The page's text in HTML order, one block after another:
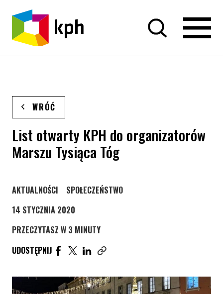
PRZEJDŹ DO TREŚCI
WRÓĆ
List otwarty KPH do organizatorów
Marszu Tysiąca Tóg
STRONA KATEGORII WPISÓW
AKTUALNOŚCI STRONA KATEGORII WPISÓW
SPOŁECZEŃSTWO
14 STYCZNIA 2020
PRZECZYTASZ W 3 MINUTY
UDOSTĘPNIJ
UDOSTĘPNIJ ARTYKUŁ NA FACEBOOK. STRONA
UDOSTĘPNIJ ARTYKUŁ NA TWITTER.
UDOSTĘPNIJ ARTYKUŁ NA LINKEDIN.